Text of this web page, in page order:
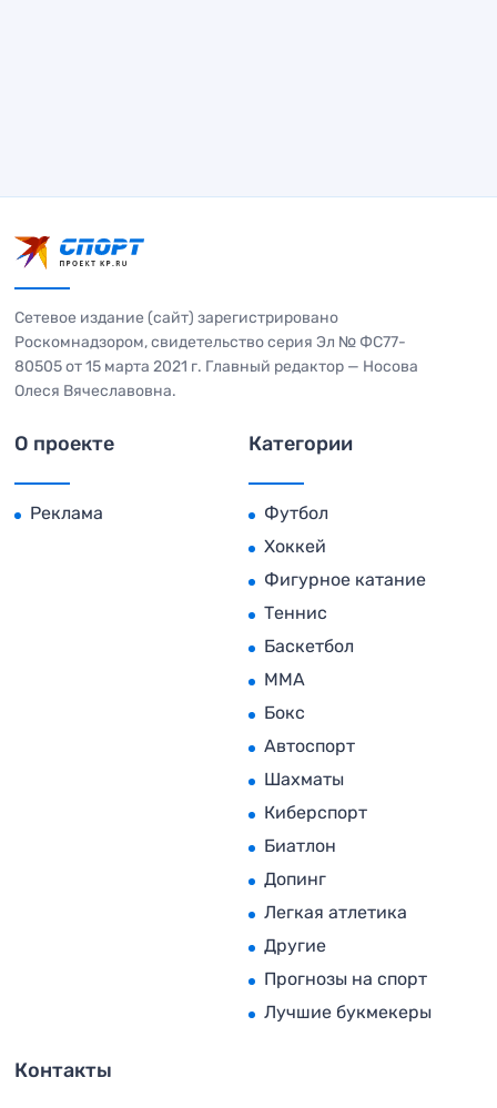
Сетевое издание (сайт) зарегистрировано
Роскомнадзором, свидетельство серия Эл № ФС77-
80505 от 15 марта 2021 г. Главный редактор — Носова
Олеся Вячеславовна.
О проекте
Реклама
Категории
Футбол
Хоккей
Фигурное катание
Теннис
Баскетбол
MMA
Бокс
Автоспорт
Шахматы
Киберспорт
Биатлон
Допинг
Легкая атлетика
Другие
Прогнозы на спорт
Лучшие букмекеры
Контакты